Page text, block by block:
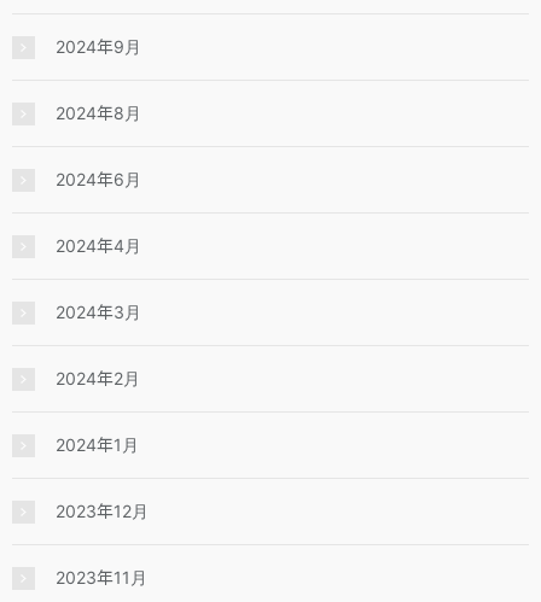
2024年9月
2024年8月
2024年6月
2024年4月
2024年3月
2024年2月
2024年1月
2023年12月
2023年11月